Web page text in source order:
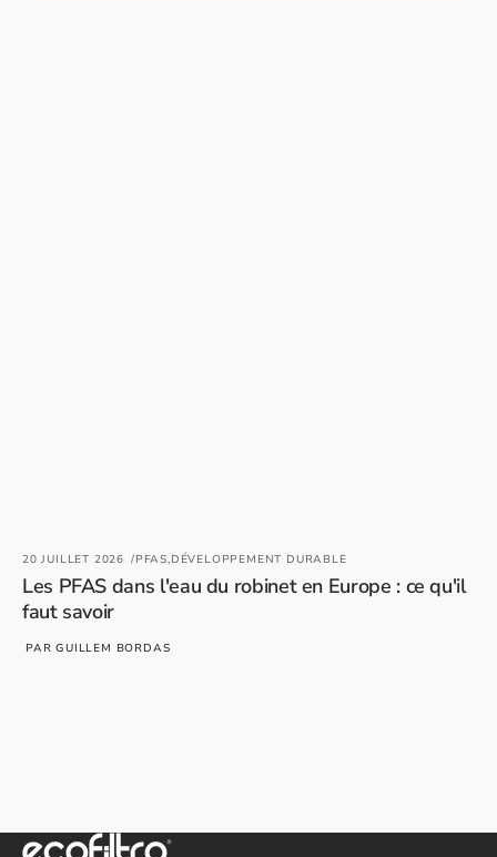
20 JUILLET 2026 PFAS,DÉVELOPPEMENT DURABLE
Les PFAS dans l'eau du robinet en Europe : ce qu'il
faut savoir
PAR GUILLEM BORDAS